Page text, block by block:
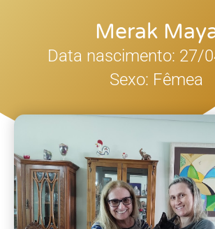
Merak
Data nascimento: 27/
Sexo: Fêmea